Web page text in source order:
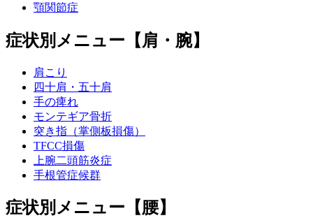
顎関節症
症状別メニュー【肩・腕】
肩こり
四十肩・五十肩
手の痺れ
モンテギア骨折
突き指（掌側板損傷）
TFCC損傷
上腕二頭筋炎症
手根管症候群
症状別メニュー【腰】